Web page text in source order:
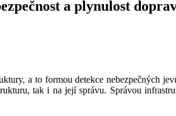
a plynulost
a to formou detekce nebezpečných
tak i na její správu. Správou